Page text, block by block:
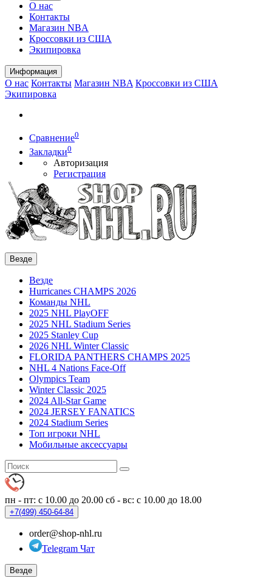
О нас
Контакты
Магазин NBA
Кроссовки из США
Экипировка
Информация
О нас Контакты Магазин NBA Кроссовки из США
Экипировка
Сравнение0
Закладки0
Авторизация
Регистрация
Везде
Везде
Hurricanes CHAMPS 2026
Команды NHL
2025 NHL PlayOFF
2025 NHL Stadium Series
2025 Stanley Cup
2026 NHL Winter Classic
FLORIDA PANTHERS CHAMPS 2025
NHL 4 Nations Face-Off
Olympics Team
Winter Classic 2025
2024 All-Star Game
2024 JERSEY FANATICS
2024 Stadium Series
Топ игроки NHL
Мобильные аксессуары
пн - пт: с 10.00 до 20.00 сб - вс: с 10.00 до 18.00
+7(499) 450-64-84
order@shop-nhl.ru
Telegram Чат
Везде